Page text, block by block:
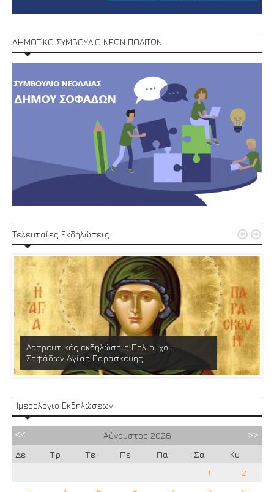
ΔΗΜΟΤΙΚΟ ΣΥΜΒΟΥΛΙΟ ΝΕΩΝ ΠΟΛΙΤΩΝ
Τελευταίες Εκδηλώσεις
Λατρευτικές εκδηλώσεις Πολιούχου
Σοφάδων Αγίας Παρασκευής
 
Ημερολόγιο Εκδηλώσεων
Αύγουστος 2026
Δε
Τρ Τε Πε Πα Σα
Κυ
1
2